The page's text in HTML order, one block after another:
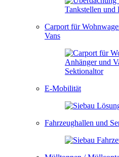
Carport für
Vans
E-Mobilität
Fahrzeughallen und